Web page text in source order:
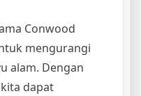
Conwood
mengurangi
alam. Dengan
dapat